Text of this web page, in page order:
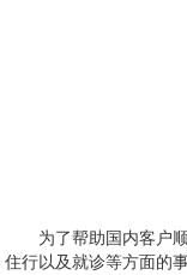
为了帮助国内客户
住行以及就诊等方面的